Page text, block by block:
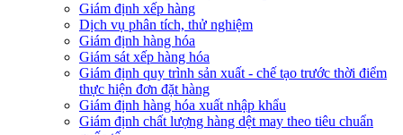
Giám định xếp hàng
Dịch vụ phân tích, thử nghiệm
Giám định hàng hóa
Giám sát xếp hàng hóa
Giám định quy trình sản xuất - chế tạo trước thời điểm
thực hiện đơn đặt hàng
Giám định hàng hóa xuất nhập khẩu
Giám định chất lượng hàng dệt may theo tiêu chuẩn